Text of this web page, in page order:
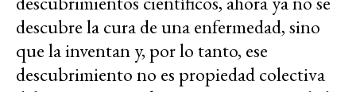
descubre la cura de una enfermedad, sino
que la inventan y, por lo tanto, ese
descubrimiento no es propiedad colectiva